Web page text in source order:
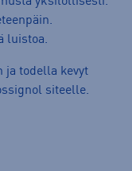
luistoa.
todella kevyt
siteelle.